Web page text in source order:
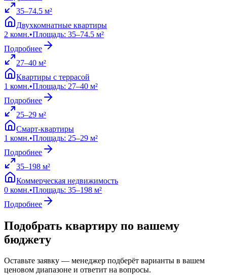
35–74.5 м²
Двухкомнатные квартиры
2 комн.•Площадь: 35–74.5 м²
Подробнее
27–40 м²
Квартиры с террасой
1 комн.•Площадь: 27–40 м²
Подробнее
25–29 м²
Смарт-квартиры
1 комн.•Площадь: 25–29 м²
Подробнее
35–198 м²
Коммерческая недвижимость
0 комн.•Площадь: 35–198 м²
Подробнее
Подобрать квартиру по вашему
бюджету
Оставьте заявку — менеджер подберёт варианты в вашем
ценовом диапазоне и ответит на вопросы.